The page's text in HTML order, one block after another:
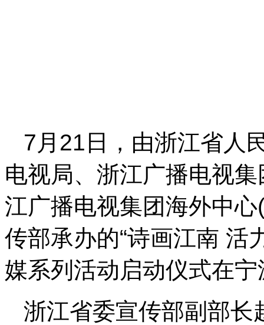
7月21日，由浙江省人
电视局、浙江广播电视
江广播电视集团海外中
传部承办的“诗画江南 活
媒系列活动启动仪式在
浙江省委宣传部副部长